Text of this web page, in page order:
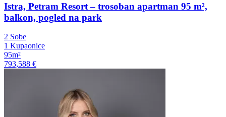
Istra, Petram Resort – trosoban apartman 95 m²,
balkon, pogled na park
2 Sobe
1 Kupaonice
95m²
793,588 €